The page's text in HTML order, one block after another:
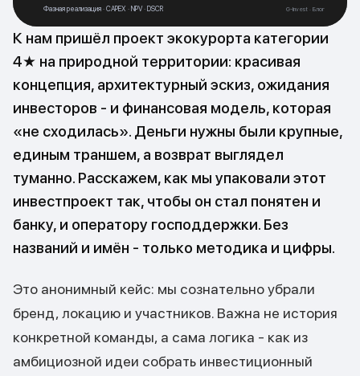
Фазная реализация · CAPEX · NPV · DSCR G-Invest · Блог
К нам пришёл проект экокурорта категории
4★ на природной территории: красивая
концепция, архитектурный эскиз, ожидания
инвесторов - и финансовая модель, которая
«не сходилась». Деньги нужны были крупные,
единым траншем, а возврат выглядел
туманно. Расскажем, как мы упаковали этот
инвестпроект так, чтобы он стал понятен и
банку, и оператору господдержки. Без
названий и имён - только методика и цифры.
Это анонимный кейс: мы сознательно убрали
бренд, локацию и участников. Важна не история
конкретной команды, а сама логика - как из
амбициозной идеи собрать инвестиционный